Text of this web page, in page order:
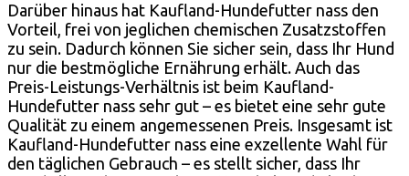
Darüber hinaus hat Kaufland-Hundefutter nass den
Vorteil, frei von jeglichen chemischen Zusatzstoffen
zu sein. Dadurch können Sie sicher sein, dass Ihr Hund
nur die bestmögliche Ernährung erhält. Auch das
Preis-Leistungs-Verhältnis ist beim Kaufland-
Hundefutter nass sehr gut – es bietet eine sehr gute
Qualität zu einem angemessenen Preis. Insgesamt ist
Kaufland-Hundefutter nass eine exzellente Wahl für
den täglichen Gebrauch – es stellt sicher, dass Ihr